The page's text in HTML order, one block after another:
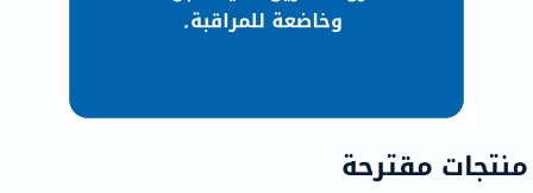
منتجات مقترحة